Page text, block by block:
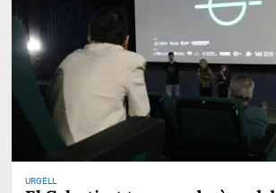
URGELL